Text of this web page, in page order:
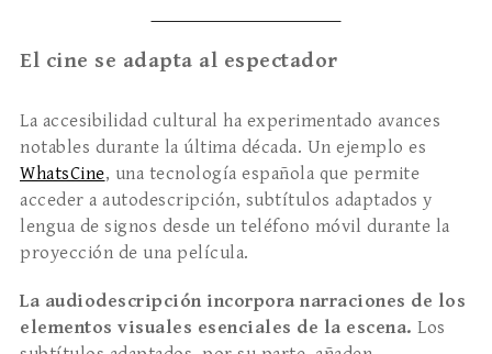
El cine se adapta al espectador
La accesibilidad cultural ha experimentado avances
notables durante la última década. Un ejemplo es
WhatsCine, una tecnología española que permite
acceder a autodescripción, subtítulos adaptados y
lengua de signos desde un teléfono móvil durante la
proyección de una película.
La audiodescripción incorpora narraciones de los
elementos visuales esenciales de la escena. Los